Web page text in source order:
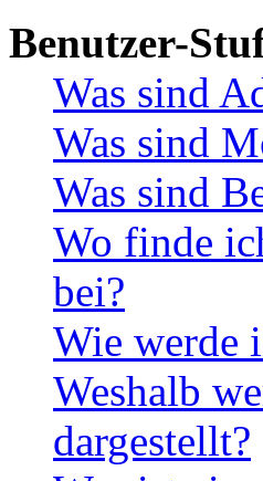
Benutzer-
Was sind
Was sind
Was sind
Wo finde
bei?
Wie werde
Weshalb
dargestellt?